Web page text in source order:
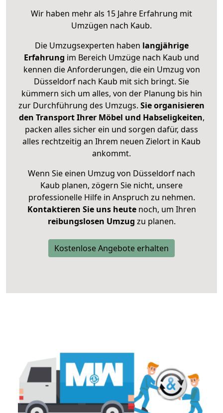
Wir haben mehr als 15 Jahre Erfahrung mit
Umzügen nach Kaub.
Die Umzugsexperten haben langjährige
Erfahrung im Bereich Umzüge nach Kaub und
kennen die Anforderungen, die ein Umzug von
Düsseldorf nach Kaub mit sich bringt. Sie
kümmern sich um alles, von der Planung bis hin
zur Durchführung des Umzugs. Sie organisieren
den Transport Ihrer Möbel und Habseligkeiten,
packen alles sicher ein und sorgen dafür, dass
alles rechtzeitig an Ihrem neuen Zielort in Kaub
ankommt.
Wenn Sie einen Umzug von Düsseldorf nach
Kaub planen, zögern Sie nicht, unsere
professionelle Hilfe in Anspruch zu nehmen.
Kontaktieren Sie uns heutenoch, um Ihren
reibungslosen Umzug zu planen.
Kostenlose Angebote erhalten